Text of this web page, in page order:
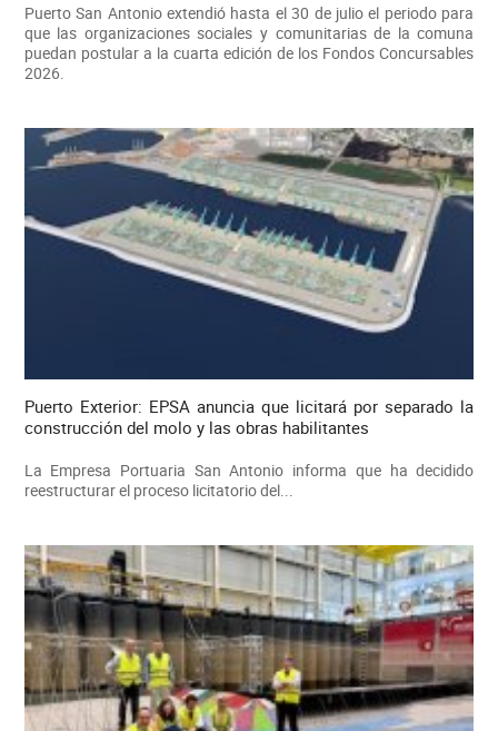
Puerto San Antonio extendió hasta el 30 de julio el periodo para
que las organizaciones sociales y comunitarias de la comuna
puedan postular a la cuarta edición de los Fondos Concursables
2026.
Puerto Exterior: EPSA anuncia que licitará por separado la
construcción del molo y las obras habilitantes
La Empresa Portuaria San Antonio informa que ha decidido
reestructurar el proceso licitatorio del...